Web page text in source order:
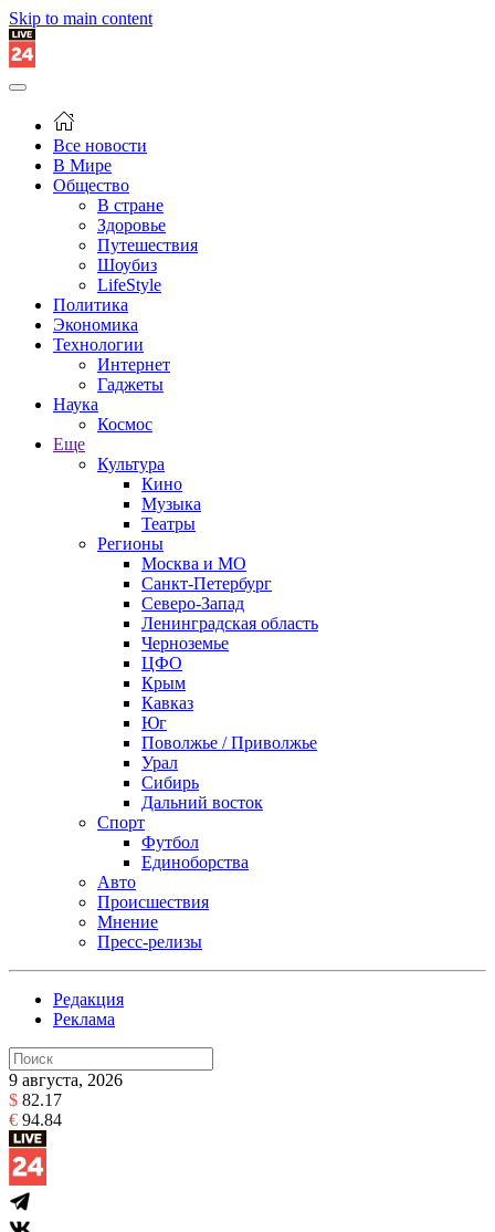
Skip to main content
Все новости
В Мире
Общество
В стране
Здоровье
Путешествия
Шоубиз
LifeStyle
Политика
Экономика
Технологии
Интернет
Гаджеты
Наука
Космос
Еще
Культура
Кино
Музыка
Театры
Регионы
Москва и МО
Санкт-Петербург
Северо-Запад
Ленинградская область
Черноземье
ЦФО
Крым
Кавказ
Юг
Поволжье / Приволжье
Урал
Сибирь
Дальний восток
Спорт
Футбол
Единоборства
Авто
Происшествия
Мнение
Пресс-релизы
Редакция
Реклама
9 августа, 2026
$ 82.17
€ 94.84